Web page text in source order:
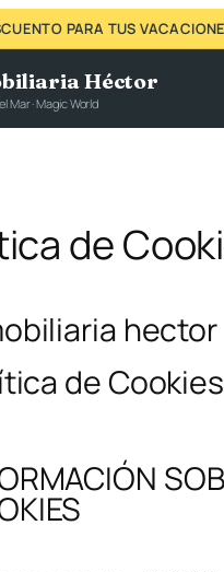
PARA TUS VACACIONES
Héctor
Mar · Magic World
de
hector
de Cookies